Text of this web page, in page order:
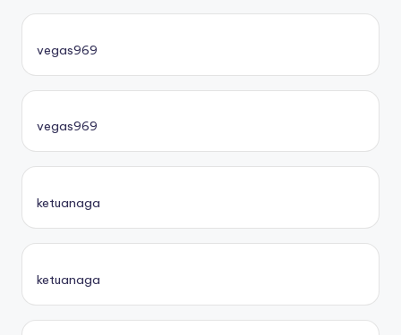
vegas969
vegas969
ketuanaga
ketuanaga